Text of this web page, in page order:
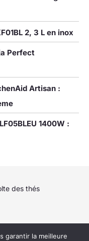
2, 3 L en inox
Perfect
Artisan :
1400W :
des thés
garantir la meilleure